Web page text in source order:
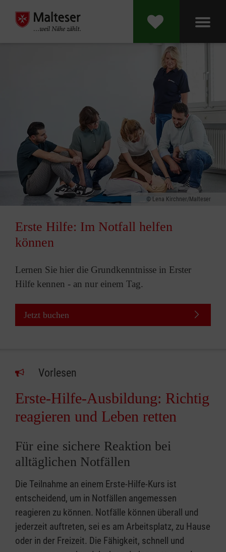
Lena Kirchner/Malteser
Erste Hilfe: Im Notfall helfen
können
Lernen Sie hier die Grundkenntnisse in Erster
Hilfe kennen - an nur einem Tag.
Jetzt buchen
Vorlesen
Erste-Hilfe-Ausbildung: Richtig
reagieren und Leben retten
Für eine sichere Reaktion bei
alltäglichen Notfällen
Die Teilnahme an einem Erste-Hilfe-Kurs ist
entscheidend, um in Notfällen angemessen
reagieren zu können. Notfälle können überall und
jederzeit auftreten, sei es am Arbeitsplatz, zu Hause
oder in der Freizeit. Die Fähigkeit, schnell und